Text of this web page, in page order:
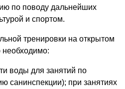
по поводу дальнейших
и спортом.
тренировки на открытом
необходимо:
воды для занятий по
санинспекции); при занятиях